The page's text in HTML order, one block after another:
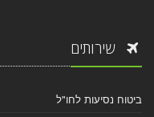
שירותים
ביטוח נסיעות לחו"ל